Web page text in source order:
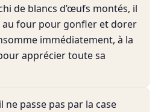
de blancs d’œufs montés, il
au four pour gonfler et dorer
immédiatement, à la
apprécier toute sa
ne passe pas par la case